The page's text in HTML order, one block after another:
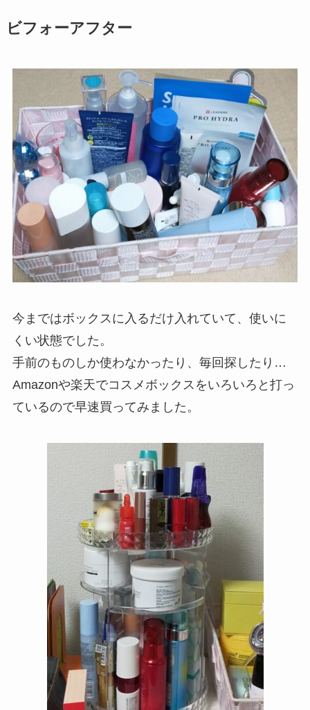
ビフォーアフター
今まではボックスに入るだけ入れていて、使いに
くい状態でした。
手前のものしか使わなかったり、毎回探したり…
Amazonや楽天でコスメボックスをいろいろと打っ
ているので早速買ってみました。